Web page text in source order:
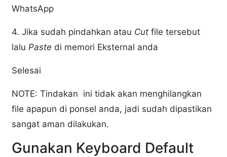
WhatsApp
4. Jika sudah pindahkan atau Cut file tersebut
laluPaste di memori Eksternal anda
Selesai
NOTE: Tindakan ini tidak akan menghilangkan
file apapun di ponsel anda, jadi sudah dipastikan
sangat aman dilakukan.
Gunakan Keyboard Default